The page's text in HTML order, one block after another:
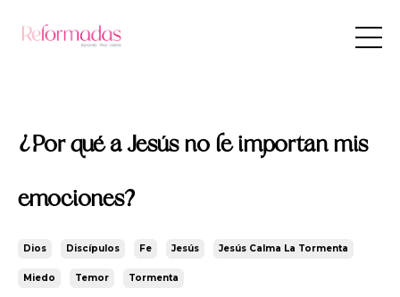
¿Por qué a Jesús no le importan mis
emociones?
Dios Discípulos Fe Jesús Jesús Calma La Tormenta
Miedo Temor Tormenta